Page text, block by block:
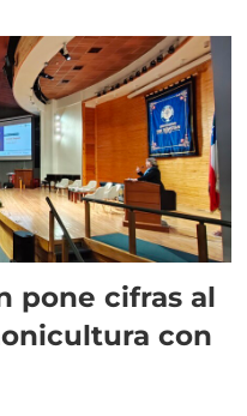
pone cifras al
con